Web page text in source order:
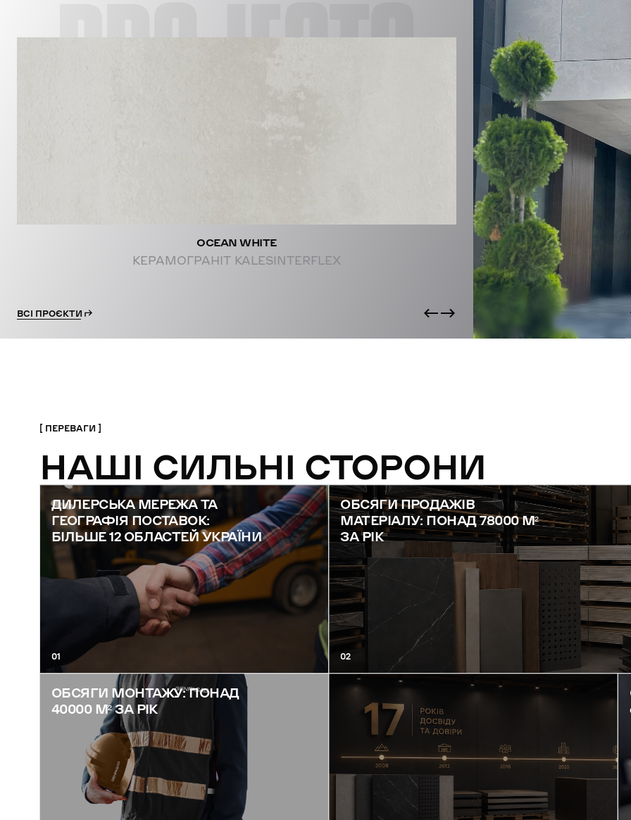
PROJECTS
OCEAN WHITE
КЕРАМОГРАНІТ KALESINTERFLEX
ВСІ ПРОЄКТИ
ПЕРЕВАГИ
НАШІ СИЛЬНІ СТОРОНИ
ДИЛЕРСЬКА МЕРЕЖА ТА
ГЕОГРАФІЯ ПОСТАВОК:
БІЛЬШЕ 12 ОБЛАСТЕЙ УКРАЇНИ
01
ОБСЯГИ ПРОДАЖІВ
МАТЕРІАЛУ: ПОНАД 78000 М²
ЗА РІК
02
ОБСЯГИ МОНТАЖУ: ПОНАД
40000 М² ЗА РІК